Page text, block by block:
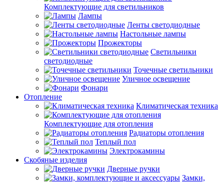
Комплектующие для светильников
Лампы
Ленты светодиодные
Настольные лампы
Прожекторы
Светильники
светодиодные
Точечные светильники
Уличное освещение
Фонари
Отопление
Климатическая техника
Комплектующие для отопления
Радиаторы отопления
Теплый пол
Электрокамины
Скобяные изделия
Дверные ручки
Замки,